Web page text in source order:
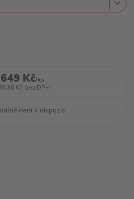
649 Kč/ks
Kč bez DPH
není k dispozici